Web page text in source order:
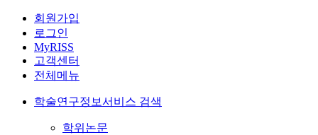
회원가입
로그인
MyRISS
고객센터
전체메뉴
학술연구정보서비스 검색
학위논문